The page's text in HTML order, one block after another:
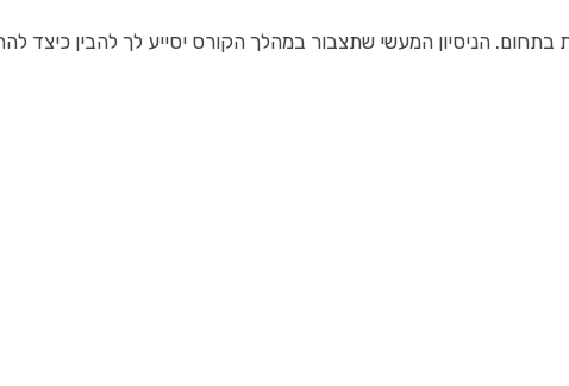
הניסיון המעשי שתצבור במהלך הקורס יסייע לך להבין כיצד